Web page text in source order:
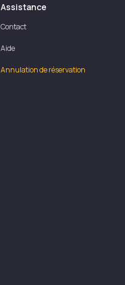
Assistance
Contact
Aide
Annulation de réservation